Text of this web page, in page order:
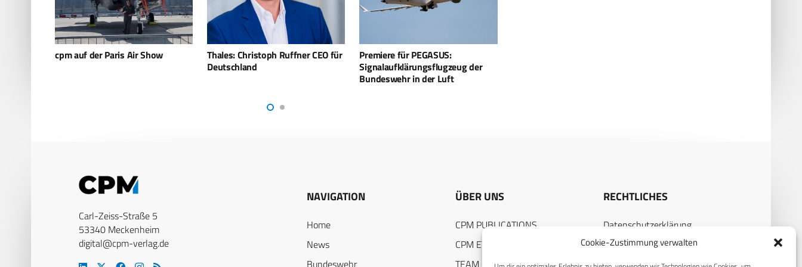
Cookie-Zustimmung verwalten
Thales: Christoph Ruffner CEO für
Premiere für PEGASUS:
Signalaufklärungsflugzeug der
Die Fregatte F126: Flexibel
gerüstet
Carl-Zeiss-Straße 5
53340 Meckenheim
digital@cpm-verlag.de
NAVIGATION
Home
News
ÜBER UNS
CPM PUBLICATIONS
CPM EVENTS
RECHTLICHES
Datenschutzerklärung
Cookie-Richtlinie (EU)